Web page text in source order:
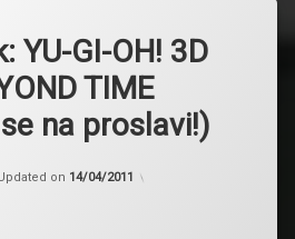
YU-GI-OH! 3D
TIME
na proslavi!)
on 14/04/2011